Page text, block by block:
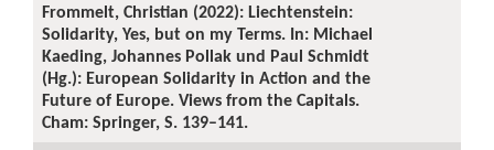
Frommelt, Christian (2022): Liechtenstein:
Solidarity, Yes, but on my Terms. In: Michael
Kaeding, Johannes Pollak und Paul Schmidt
(Hg.): European Solidarity in Action and the
Future of Europe. Views from the Capitals.
Cham: Springer, S. 139–141.